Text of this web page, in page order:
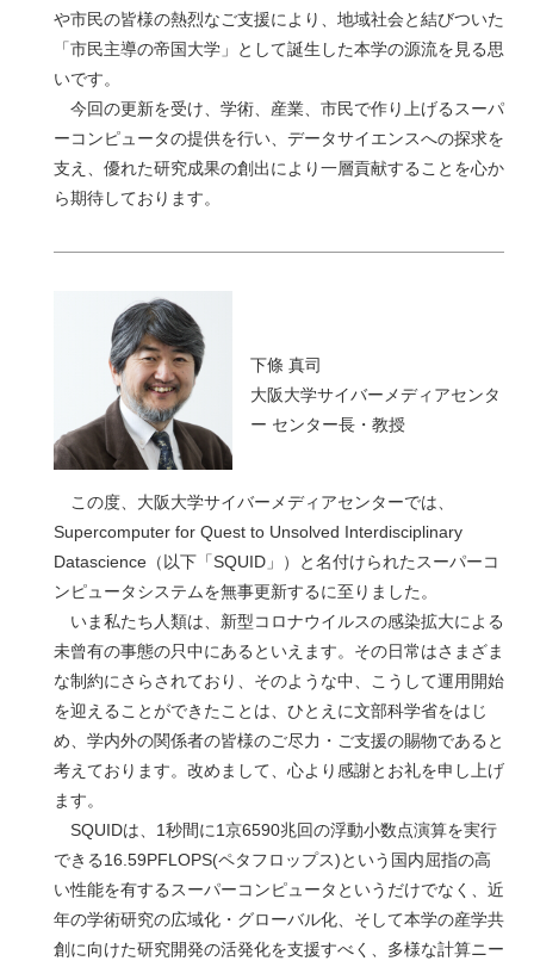
や市民の皆様の熱烈なご支援により、地域社会と結びついた
「市民主導の帝国大学」として誕生した本学の源流を見る思
いです。
今回の更新を受け、学術、産業、市民で作り上げるスーパ
ーコンピュータの提供を行い、データサイエンスへの探求を
支え、優れた研究成果の創出により一層貢献することを心か
ら期待しております。
下條 真司
大阪大学サイバーメディアセンタ
ー センター長・教授
この度、大阪大学サイバーメディアセンターでは、
Supercomputer for Quest to Unsolved Interdisciplinary
Datascience（以下「SQUID」）と名付けられたスーパーコ
ンピュータシステムを無事更新するに至りました。
いま私たち人類は、新型コロナウイルスの感染拡大による
未曾有の事態の只中にあるといえます。その日常はさまざま
な制約にさらされており、そのような中、こうして運用開始
を迎えることができたことは、ひとえに文部科学省をはじ
め、学内外の関係者の皆様のご尽力・ご支援の賜物であると
考えております。改めまして、心より感謝とお礼を申し上げ
ます。
SQUIDは、1秒間に1京6590兆回の浮動小数点演算を実行
できる16.59PFLOPS(ペタフロップス)という国内屈指の高
い性能を有するスーパーコンピュータというだけでなく、近
年の学術研究の広域化・グローバル化、そして本学の産学共
創に向けた研究開発の活発化を支援すべく、多様な計算ニー